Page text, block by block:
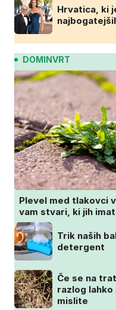
Hrvatica, ki
DOMINVRT
Plevel med tlakovci
vam stvari, ki jih
Trik naših
detergent
Če se na
razlog
mislite